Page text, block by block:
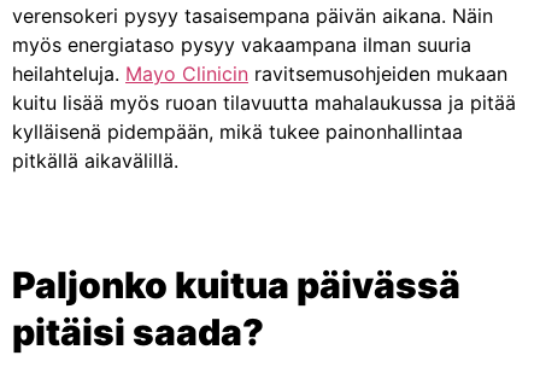
verensokeri pysyy tasaisempana päivän aikana. Näin
myös energiataso pysyy vakaampana ilman suuria
heilahteluja. Mayo Clinicin ravitsemusohjeiden mukaan
kuitu lisää myös ruoan tilavuutta mahalaukussa ja pitää
kylläisenä pidempään, mikä tukee painonhallintaa
pitkällä aikavälillä.
Paljonko kuitua päivässä
pitäisi saada?